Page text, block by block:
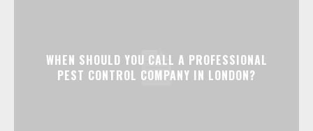
WHEN SHOULD YOU CALL A PROFESSIONAL
PEST CONTROL COMPANY IN LONDON?